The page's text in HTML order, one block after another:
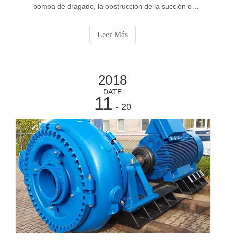
bomba de dragado, la obstrucción de la succión o
conduce a costosos procedimientos de mantenimiento y,
lo que es más importante, a un alto tiempo de inactividad.
Leer Más
2018
DATE
11 - 20